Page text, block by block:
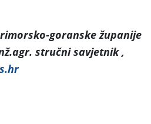
goranske županije
stručni savjetnik ,